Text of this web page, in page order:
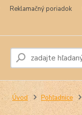
Reklamačný poriadok
Úvod Pohľadnice